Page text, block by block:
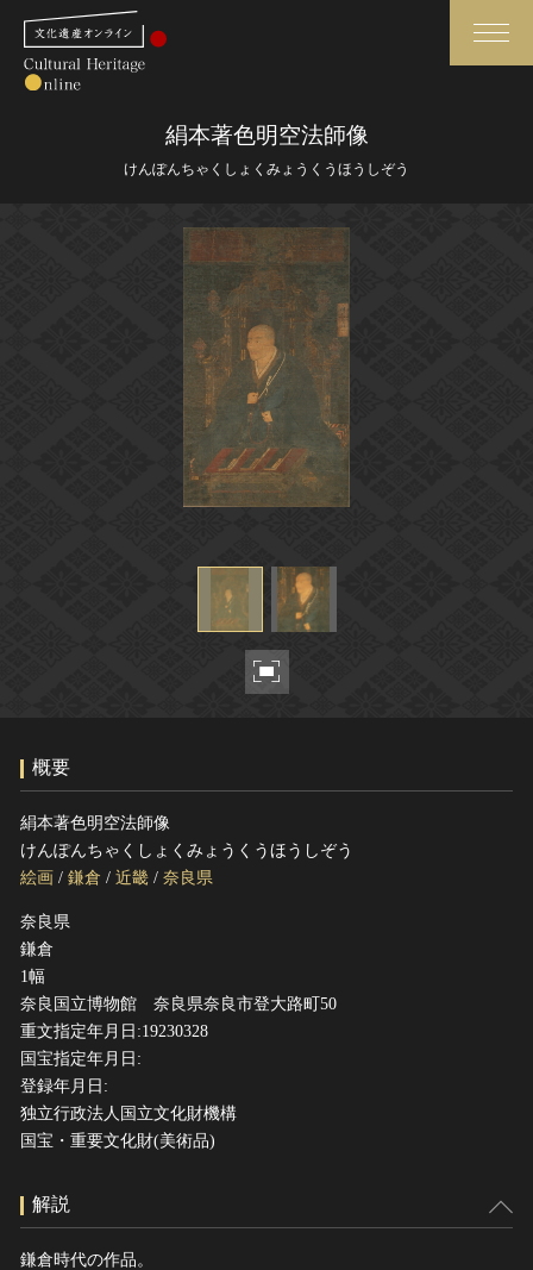
さらに詳細検索
媒体資料・関連記事等
博物館、美術館の皆さまへ
文化庁よりご挨拶
今月のみどころ
お知らせ一覧
このサイトについて
関連サイトリンク
サイトマップ
サイトのご意見はこちら
文化遺産データベース
国指定文化財等データベース
絹本著色明空法師像
けんぽんちゃくしょくみょうくうほうしぞう
概要
絹本著色明空法師像
けんぽんちゃくしょくみょうくうほうしぞう
絵画 / 鎌倉 / 近畿 / 奈良県
奈良県
鎌倉
1幅
奈良国立博物館 奈良県奈良市登大路町50
重文指定年月日:19230328
国宝指定年月日:
登録年月日:
独立行政法人国立文化財機構
国宝・重要文化財(美術品)
解説
鎌倉時代の作品。